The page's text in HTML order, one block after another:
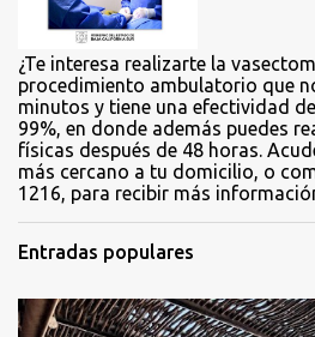
¿Te interesa realizarte la
procedimiento ambulatorio que
minutos y tiene una efectividad
99%, en donde además puedes
físicas después de 48 horas.
más cercano a tu domicilio, o
1216, para recibir más
Entradas populares